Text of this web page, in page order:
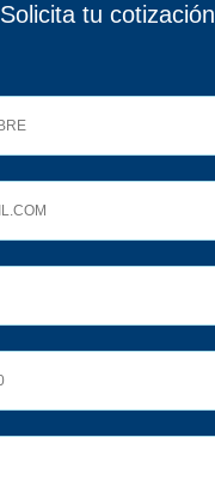
Solicita tu cotización